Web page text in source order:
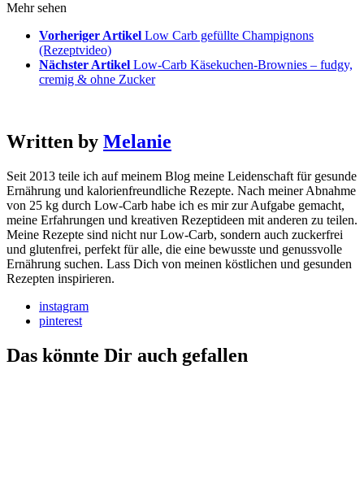
Mehr sehen
Vorheriger Artikel Low Carb gefüllte Champignons
(Rezeptvideo)
Nächster Artikel Low-Carb Käsekuchen-Brownies – fudgy,
cremig & ohne Zucker
Written by Melanie
Seit 2013 teile ich auf meinem Blog meine Leidenschaft für gesunde
Ernährung und kalorienfreundliche Rezepte. Nach meiner Abnahme
von 25 kg durch Low-Carb habe ich es mir zur Aufgabe gemacht,
meine Erfahrungen und kreativen Rezeptideen mit anderen zu teilen.
Meine Rezepte sind nicht nur Low-Carb, sondern auch zuckerfrei
und glutenfrei, perfekt für alle, die eine bewusste und genussvolle
Ernährung suchen. Lass Dich von meinen köstlichen und gesunden
Rezepten inspirieren.
instagram
pinterest
Das könnte Dir auch gefallen